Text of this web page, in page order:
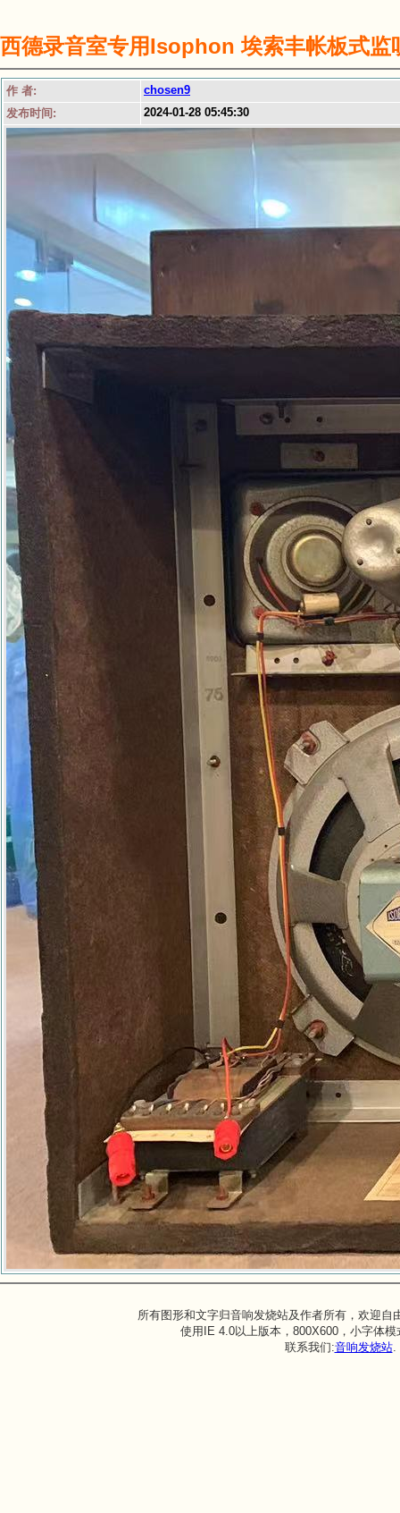
西德录音室专用Isophon 埃索丰帐板式监
作 者:
chosen9
发布时间:
2024-01-28 05:45:30
所有图形和文字归音响发烧站及作者所有，欢迎自
使用IE 4.0以上版本，800X600，小字体
联系我们:音响发烧站.